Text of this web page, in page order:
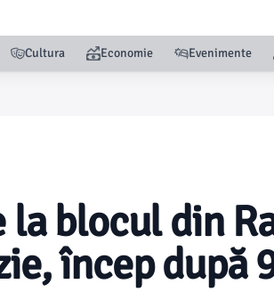
Cultura Economie Evenimente
blocul din
încep după